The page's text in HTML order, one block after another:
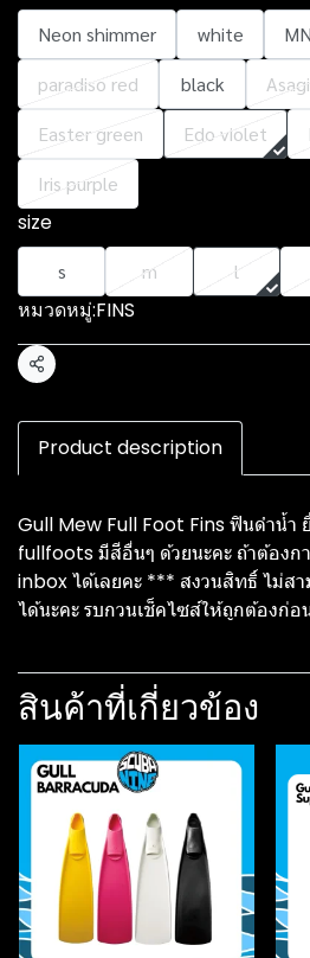
Neon shimmer white
paradiso red
black
Easter green
Edo violet
Iris purple
size
s m l
หมวดหมู่:FINS
แชร์
Product description
Gull Mew Full Foot Fins ฟินดำน้ำ
fullfoots มีสีอื่นๆ ด้วยนะคะ ถ้าต้องก
inbox ได้เลยคะ *** สงวนสิทธิ์ ไม่ส
ได้นะคะ รบกวนเช็คไซส์ให้ถูกต้องก่
สินค้าที่เกี่ยวข้อง